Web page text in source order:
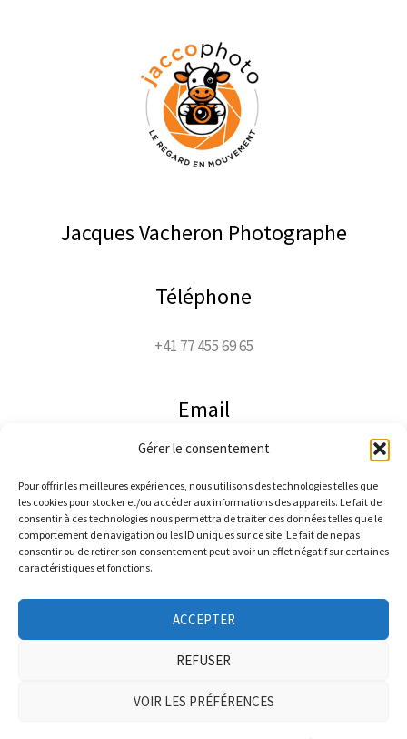
Gérer le consentement
Pour offrir les meilleures expériences, nous utilisons des technologies telles que
les cookies pour stocker et/ou accéder aux informations des appareils. Le fait de
consentir à ces technologies nous permettra de traiter des données telles que le
comportement de navigation ou les ID uniques sur ce site. Le fait de ne pas
consentir ou de retirer son consentement peut avoir un effet négatif sur certaines
caractéristiques et fonctions.
ACCEPTER
REFUSER
VOIR LES PRÉFÉRENCES
Jacques Vacheron Photographe
Téléphone
+41 77 455 69 65
Email
jacco@jaccophoto.ch
Suivez-moi
Copyright © 2026 Photographe Jacques Vacheron